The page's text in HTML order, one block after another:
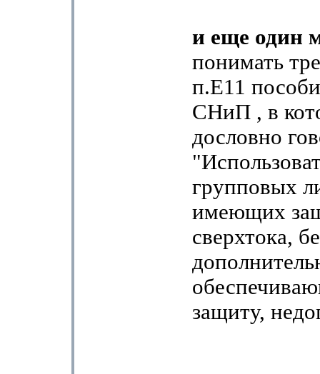
и еще один
понимать
п.Е11
СНиП , в
дословно
групповых
имеющих
сверхтока,
защиту,